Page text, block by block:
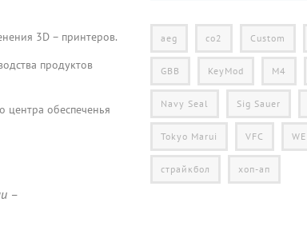
3D – принтеров.
продуктов
центра обеспеченья
–
aeg co2 Custom
GBB KeyMod M4
Navy Seal Sig Sauer
Tokyo Marui VFC WE
страйкбол хоп-ап